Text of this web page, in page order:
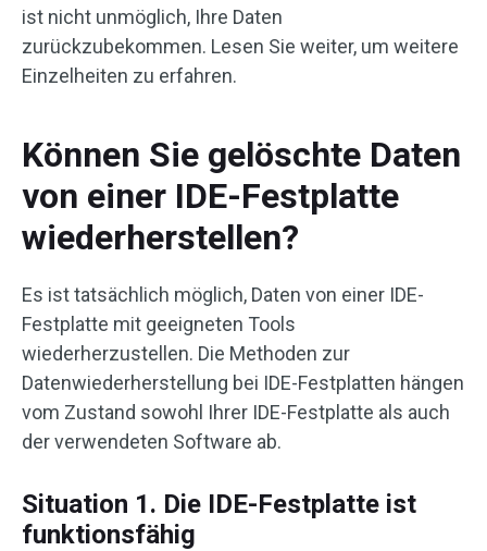
ist nicht unmöglich, Ihre Daten
zurückzubekommen. Lesen Sie weiter, um weitere
Einzelheiten zu erfahren.
Können Sie gelöschte Daten
von einer IDE-Festplatte
wiederherstellen?
Es ist tatsächlich möglich, Daten von einer IDE-
Festplatte mit geeigneten Tools
wiederherzustellen. Die Methoden zur
Datenwiederherstellung bei IDE-Festplatten hängen
vom Zustand sowohl Ihrer IDE-Festplatte als auch
der verwendeten Software ab.
Situation 1. Die IDE-Festplatte ist
funktionsfähig